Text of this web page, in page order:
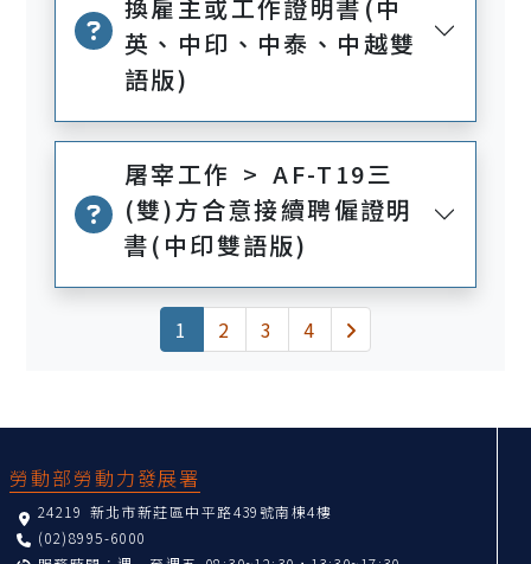
換雇主或工作證明書(中
英、中印、中泰、中越雙
語版)
屠宰工作 > AF-T19三
(雙)方合意接續聘僱證明
書(中印雙語版)
1 (current)
2 3 4 下一頁
勞動部勞動力發展署
24219 新北市新莊區中平路439號南棟4樓
(02)8995-6000